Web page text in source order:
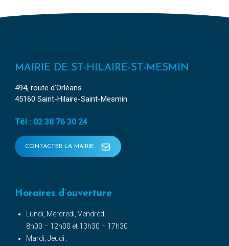
MAIRIE DE ST-HILAIRE-ST-MESMIN
494, route d’Orléans
45160 Saint-Hilaire-Saint-Mesmin
Tél : 02 38 76 30 24
CONTACTER LA MAIRIE
Horaires d’ouverture
Lundi, Mercredi, Vendredi :
8h00 – 12h00 et 13h30 – 17h30
Mardi, Jeudi :